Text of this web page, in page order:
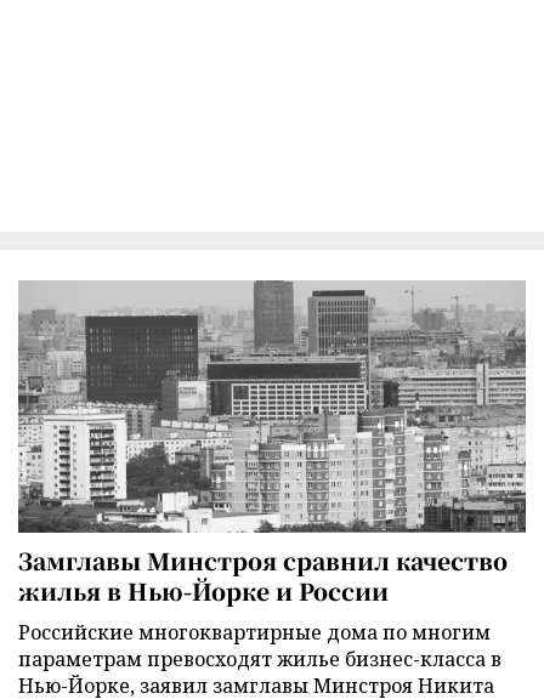
Замглавы Минстроя сравнил качество
жилья в Нью-Йорке и России
Российские многоквартирные дома по многим
параметрам превосходят жилье бизнес-класса в
Нью-Йорке, заявил замглавы Минстроя Никита